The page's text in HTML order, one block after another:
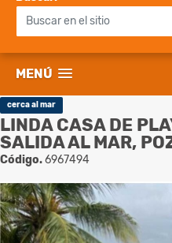
MENÚ
cerca al mar
LINDA CASA DE
SALIDA AL MAR,
Código.6967494